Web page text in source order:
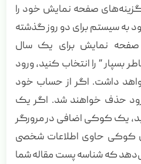
صفحه نمایش خود را
به سیستم برای دو روز گذشته
نمایش برای یک سال
بسپار ” را انتخاب کنید، ورود
داشت. اگر از حساب خود
حذف خواهند شد. اگر یک
یک کوکی اضافی در مرورگر
کوکی حاوی اطلاعات شخصی
که شناسه پست مقاله شما